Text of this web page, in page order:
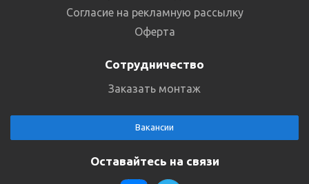
Согласие на рекламную рассылку
Оферта
Сотрудничество
Заказать монтаж
Вакансии
Оставайтесь на связи